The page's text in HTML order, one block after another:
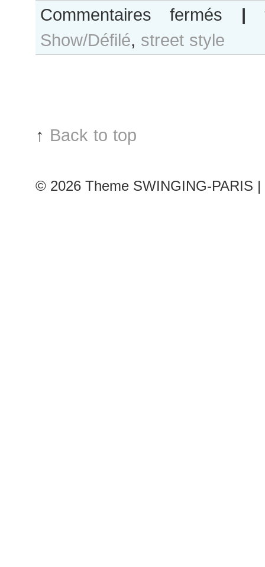
Commentaires fermés
Borges
after
|
Show/Défilé, street style
↑ Back to top
© 2026 Theme SWINGING-PARIS